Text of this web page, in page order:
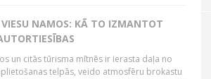
NAMOS: KĀ TO IZMANTOT
un citās tūrisma mītnēs ir ierasta daļa no
telpās, veido atmosfēru brokastu